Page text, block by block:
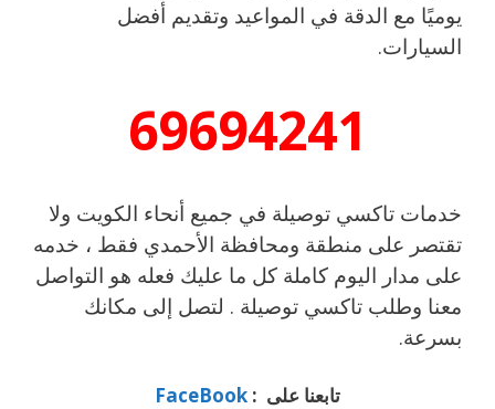
يوميًا مع الدقة في المواعيد وتقديم أفضل
السيارات.
69694241
خدمات تاكسي توصيلة في جميع أنحاء الكويت ولا
تقتصر على منطقة ومحافظة الأحمدي فقط ، خدمه
على مدار اليوم كاملة كل ما عليك فعله هو التواصل
معنا وطلب تاكسي توصيلة . لتصل إلى مكانك
بسرعة.
تابعنا على : FaceBook